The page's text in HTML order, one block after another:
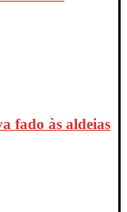
fado às aldeias